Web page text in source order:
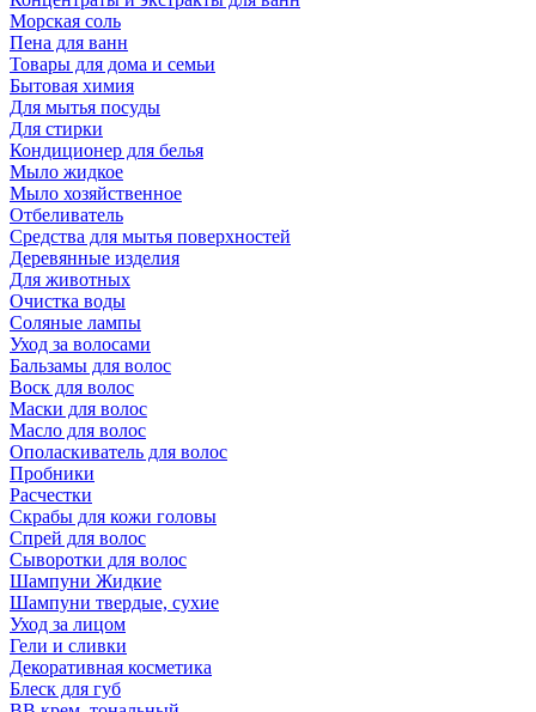
Морская соль
Пена для ванн
Товары для дома и семьи
Бытовая химия
Для мытья посуды
Для стирки
Кондиционер для белья
Мыло жидкое
Мыло хозяйственное
Отбеливатель
Средства для мытья поверхностей
Деревянные изделия
Для животных
Очистка воды
Соляные лампы
Уход за волосами
Бальзамы для волос
Воск для волос
Маски для волос
Масло для волос
Ополаскиватель для волос
Пробники
Расчестки
Скрабы для кожи головы
Спрей для волос
Сыворотки для волос
Шампуни Жидкие
Шампуни твердые, сухие
Уход за лицом
Гели и сливки
Декоративная косметика
Блеск для губ